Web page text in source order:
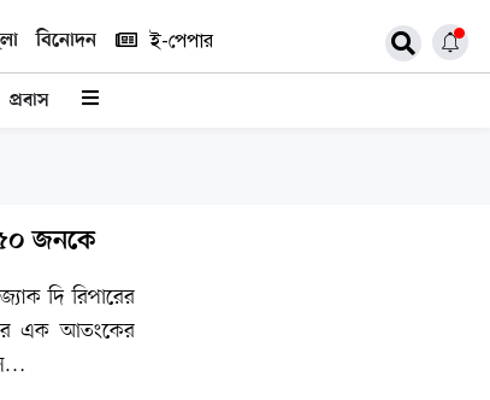
বিনোদন ই-পেপার
প্রবাস
জনকে
দি রিপারের
এক আতংকের